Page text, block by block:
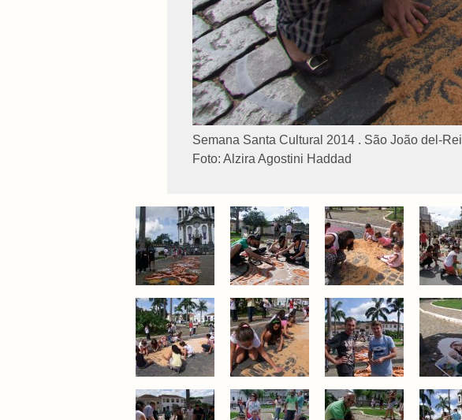
Semana Santa Cultural 2014 . São João del-Rei
Foto: Alzira Agostini Haddad